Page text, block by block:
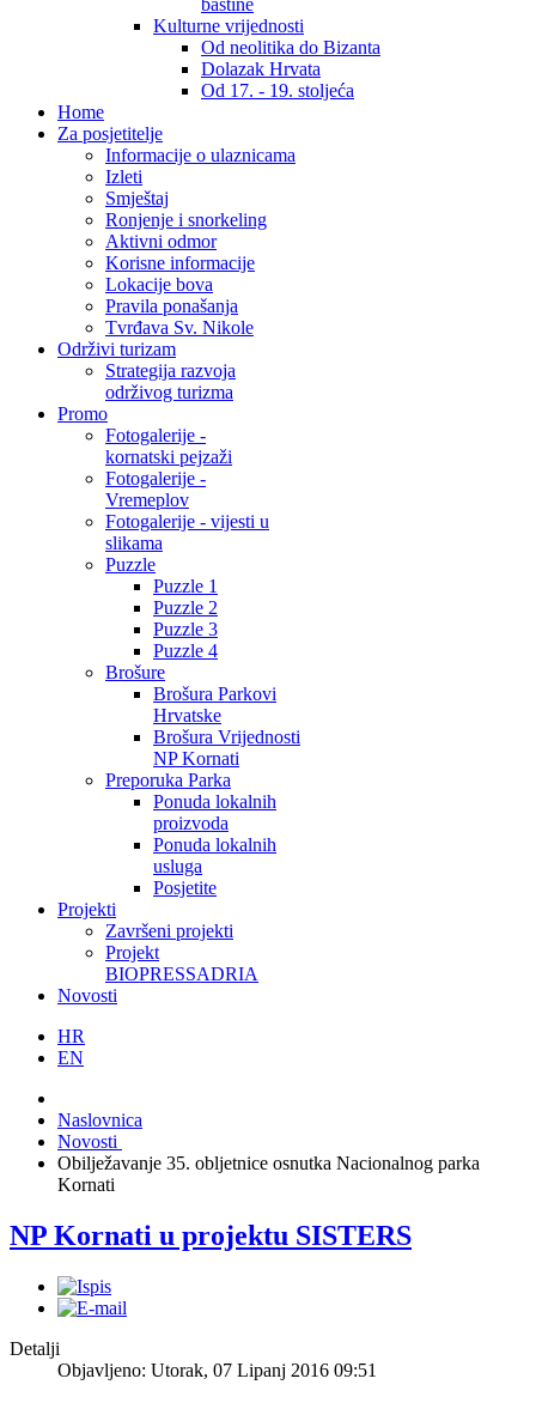
baštine
Kulturne vrijednosti
Od neolitika do Bizanta
Dolazak Hrvata
Od 17. - 19. stoljeća
Home
Za posjetitelje
Informacije o ulaznicama
Izleti
Smještaj
Ronjenje i snorkeling
Aktivni odmor
Korisne informacije
Lokacije bova
Pravila ponašanja
Tvrđava Sv. Nikole
Održivi turizam
Strategija razvoja
održivog turizma
Promo
Fotogalerije -
kornatski pejzaži
Fotogalerije -
Vremeplov
Fotogalerije - vijesti u
slikama
Puzzle
Puzzle 1
Puzzle 2
Puzzle 3
Puzzle 4
Brošure
Brošura Parkovi
Hrvatske
Brošura Vrijednosti
NP Kornati
Preporuka Parka
Ponuda lokalnih
proizvoda
Ponuda lokalnih
usluga
Posjetite
Projekti
Završeni projekti
Projekt
BIOPRESSADRIA
Novosti
HR
EN
Naslovnica
Novosti
Obilježavanje 35. obljetnice osnutka Nacionalnog parka
Kornati
NP Kornati u projektu SISTERS
Detalji
Objavljeno: Utorak, 07 Lipanj 2016 09:51